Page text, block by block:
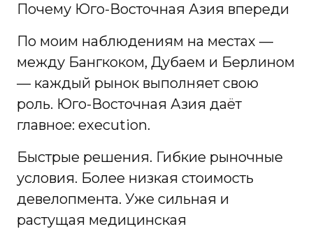
Почему Юго-Восточная Азия впереди
По моим наблюдениям на местах —
между Бангкоком, Дубаем и Берлином
— каждый рынок выполняет свою
роль. Юго-Восточная Азия даёт
главное: execution.
Быстрые решения. Гибкие рыночные
условия. Более низкая стоимость
девелопмента. Уже сильная и
растущая медицинская